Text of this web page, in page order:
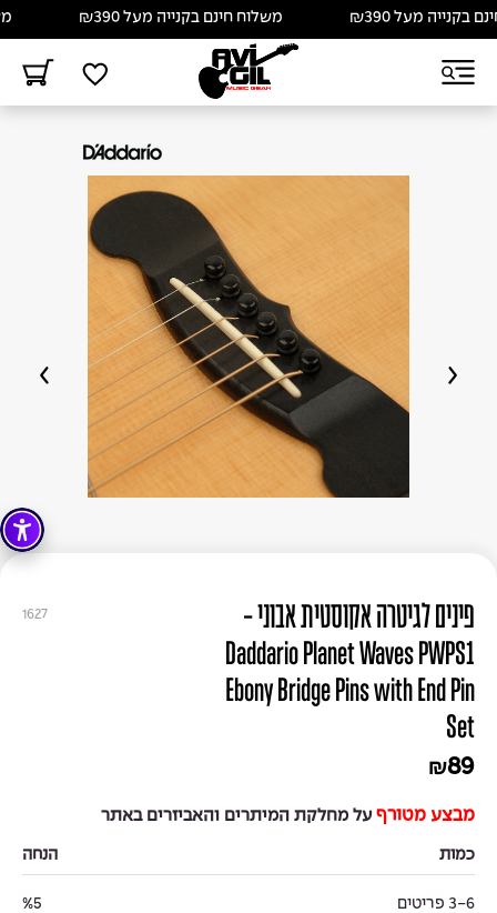
מעל ₪390 משלוח חינם בקנייה מעל ₪390
1627
פינים לגיטרה אקוסטית אבוני -
Daddario Planet Waves PWPS1
Ebony Bridge Pins with End Pin
Set
₪89
מבצע מטורף על מחלקת המיתרים והאביזרים באתר
כמות הנחה
3-6 פריטים %5